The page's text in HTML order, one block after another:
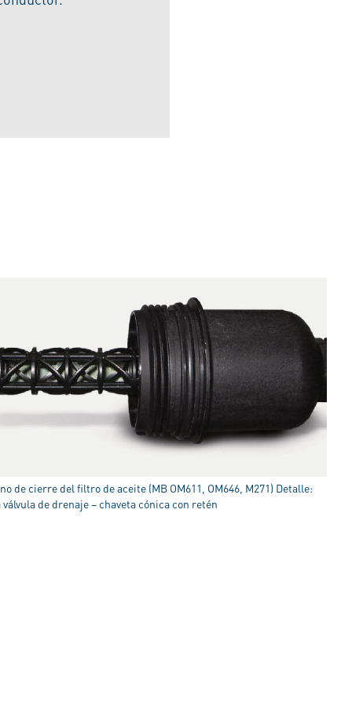
de cierre del filtro de aceite (MB OM611, OM646, M271) Detalle:
de drenaje – chaveta cónica con retén